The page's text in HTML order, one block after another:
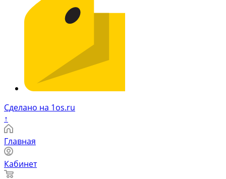
Сделано на 1os.ru
↑
Главная
Кабинет